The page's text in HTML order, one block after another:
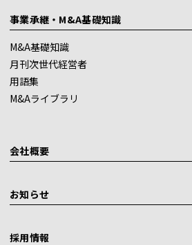
事業承継・M&A基礎知識
M&A基礎知識
月刊次世代経営者
用語集
M&Aライブラリ
会社概要
お知らせ
採用情報